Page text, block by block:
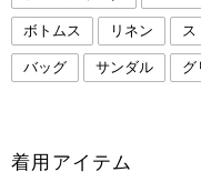
ボトムス リネン ス
バッグ サンダル グ
着用アイテム